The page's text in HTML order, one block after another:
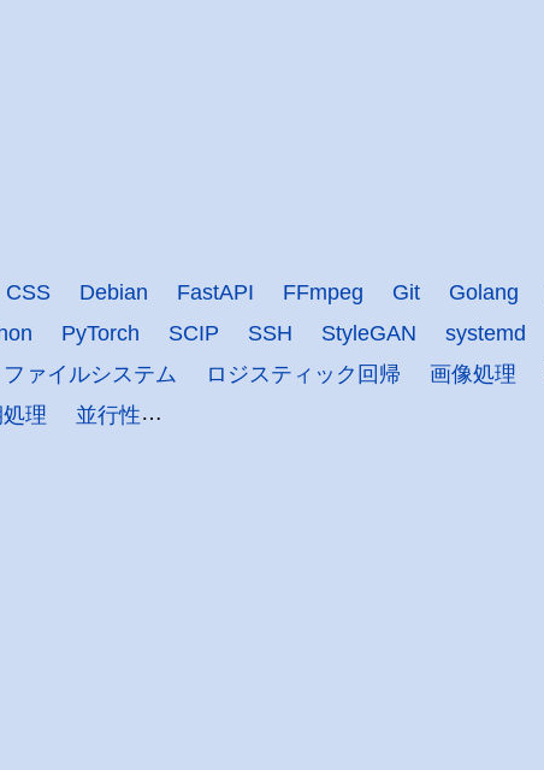
CSS Debian FastAPI FFmpeg Git Golang
PyTorch SCIP SSH StyleGAN systemd
ファイルシステム ロジスティック回帰 画像処理
理
並行性